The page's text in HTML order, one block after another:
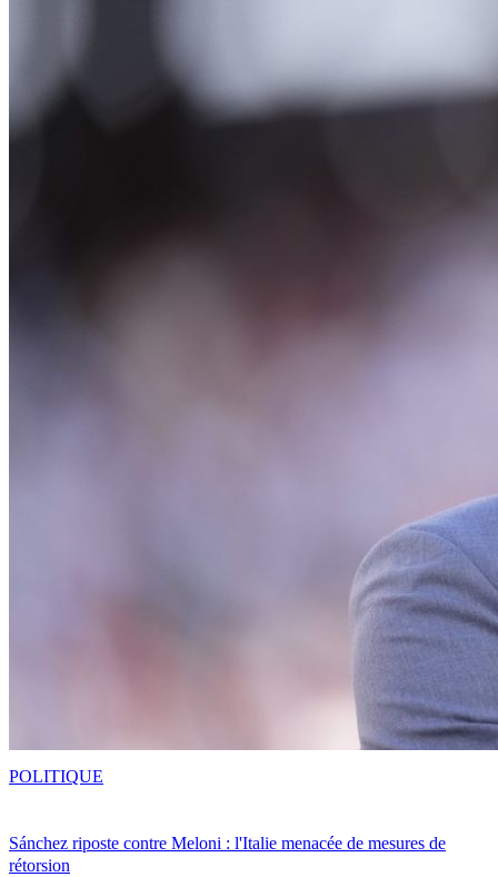
Sánchez riposte contre Meloni : l'Italie menacée de mesures de
rétorsion
POLITIQUE